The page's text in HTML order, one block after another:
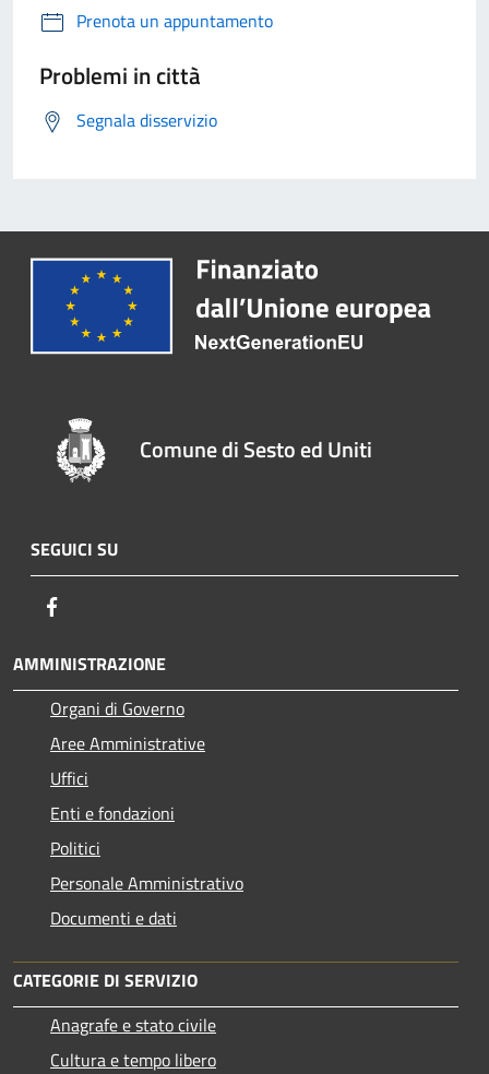
Prenota un appuntamento
Problemi in città
Segnala disservizio
Comune di Sesto ed Uniti
SEGUICI SU
AMMINISTRAZIONE
Organi di Governo
Aree Amministrative
Uffici
Enti e fondazioni
Politici
Personale Amministrativo
Documenti e dati
CATEGORIE DI SERVIZIO
Anagrafe e stato civile
Cultura e tempo libero